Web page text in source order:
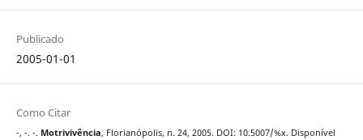
Publicado
2005-01-01
Como Citar
-, -. -. Motrivivência, Florianópolis, n. 24, 2005. DOI: 10.5007/%x. Disponível